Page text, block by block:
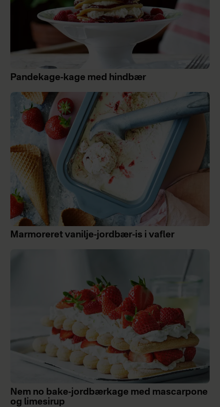
Pandekage-kage med hindbær
Marmoreret vanilje-jordbær-is i vafler
Nem no bake-jordbærkage med mascarpone
og limesirup